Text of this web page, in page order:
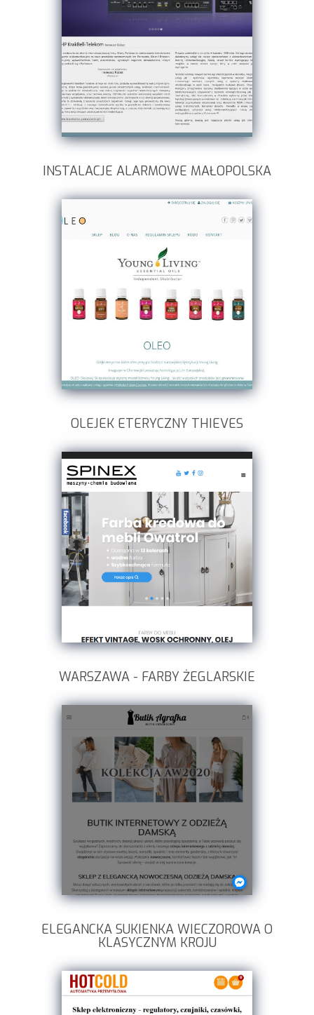
INSTALACJE ALARMOWE MAŁOPOLSKA
OLEJEK ETERYCZNY THIEVES
WARSZAWA - FARBY ŻEGLARSKIE
ELEGANCKA SUKIENKA WIECZOROWA O
KLASYCZNYM KROJU